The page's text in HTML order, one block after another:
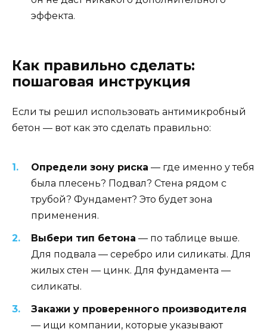
эффекта.
Как правильно сделать:
пошаговая инструкция
Если ты решил использовать антимикробный
бетон — вот как это сделать правильно:
Определи зону риска — где именно у тебя
была плесень? Подвал? Стена рядом с
трубой? Фундамент? Это будет зона
применения.
Выбери тип бетона — по таблице выше.
Для подвала — серебро или силикаты. Для
жилых стен — цинк. Для фундамента —
силикаты.
Закажи у проверенного производителя
— ищи компании, которые указывают